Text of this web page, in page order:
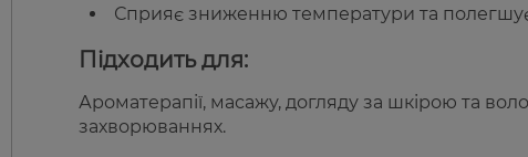
Сприяє зниженню температури та
Підходить для:
Ароматерапії, масажу, догляду за шкірою та
захворюваннях.